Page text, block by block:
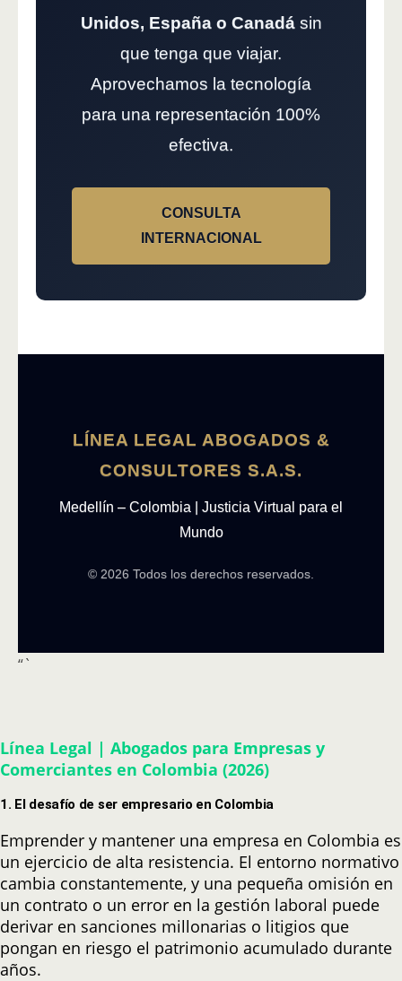
Unidos, España o Canadásin
que tenga que viajar.
Aprovechamos la tecnología
para una representación 100%
efectiva.
CONSULTA
INTERNACIONAL
LÍNEA LEGAL ABOGADOS &
CONSULTORES S.A.S.
Medellín – Colombia | Justicia Virtual para el
Mundo
© 2026 Todos los derechos reservados.
“`
Línea Legal | Abogados para Empresas y
Comerciantes en Colombia (2026)
1. El desafío de ser empresario en Colombia
Emprender y mantener una empresa en Colombia es
un ejercicio de alta resistencia. El entorno normativo
cambia constantemente, y una pequeña omisión en
un contrato o un error en la gestión laboral puede
derivar en sanciones millonarias o litigios que
pongan en riesgo el patrimonio acumulado durante
años.